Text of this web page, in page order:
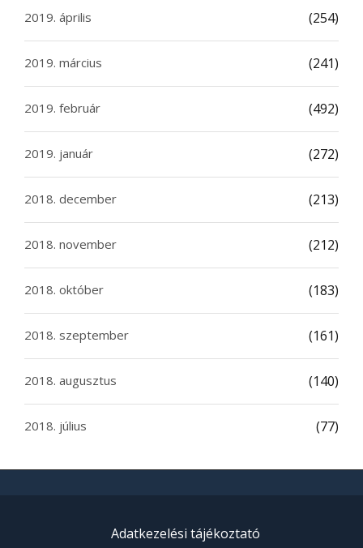
2019. április (254)
2019. március (241)
2019. február (492)
2019. január (272)
2018. december (213)
2018. november (212)
2018. október (183)
2018. szeptember (161)
2018. augusztus (140)
2018. július (77)
Adatkezelési tájékoztató